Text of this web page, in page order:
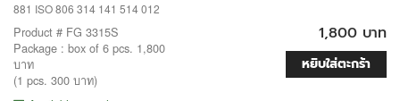
881 ISO 806 314 141 514 012
Product # FG 3315S
Package : box of 6 pcs. 1,800
บาท
(1 pcs. 300 บาท)
1,800 บาท
หยิบใส่ตะกร้า